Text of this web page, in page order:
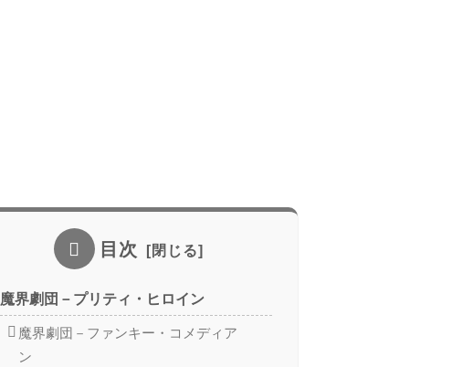
目次
魔界劇団－プリティ・ヒロイン
魔界劇団－ファンキー・コメディア
ン